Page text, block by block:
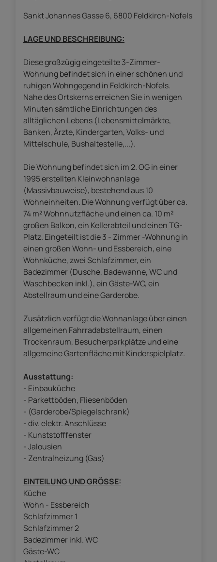
Sankt Johannes Gasse 6, 6800 Feldkirch-Nofels
LAGE UND BESCHREIBUNG:
Diese großzügig eingeteilte 3-Zimmer-
Wohnung befindet sich in einer schönen und
ruhigen Wohngegend in Feldkirch-Nofels.
Nahe des Ortskerns erreichen Sie in wenigen
Minuten sämtliche Einrichtungen des
alltäglichen Lebens (Lebensmittelmärkte,
Banken, Ärzte, Kindergarten, Volks- und
Mittelschule, Bushaltestelle,...).
Die Wohnung befindet sich im 2. OG in einer
1995 erstellten Kleinwohnanlage
(Massivbauweise), bestehend aus 10
Wohneinheiten. Die Wohnung verfügt über ca.
74 m² Wohnnutzfläche und einen ca. 10 m²
großen Balkon, ein Kellerabteil und einen TG-
Platz. Eingeteilt ist die 3 - Zimmer -Wohnung in
einen großen Wohn- und Essbereich, eine
Wohnküche, zwei Schlafzimmer, ein
Badezimmer (Dusche, Badewanne, WC und
Waschbecken inkl.), ein Gäste-WC, ein
Abstellraum und eine Garderobe.
Zusätzlich verfügt die Wohnanlage über einen
allgemeinen Fahrradabstellraum, einen
Trockenraum, Besucherparkplätze und eine
allgemeine Gartenfläche mit Kinderspielplatz.
Ausstattung:
- Einbauküche
- Parkettböden, Fliesenböden
- (Garderobe/Spiegelschrank)
- div. elektr. Anschlüsse
- Kunststofffenster
- Jalousien
- Zentralheizung (Gas)
EINTEILUNG UND GRÖSSE:
Küche
Wohn - Essbereich
Schlafzimmer 1
Schlafzimmer 2
Badezimmer inkl. WC
Gäste-WC